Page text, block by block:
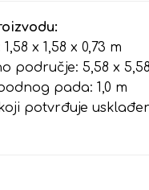
x 1,58 x 0,73 m
područje: 5,58 x
pada: 1,0 m
potvrđuje